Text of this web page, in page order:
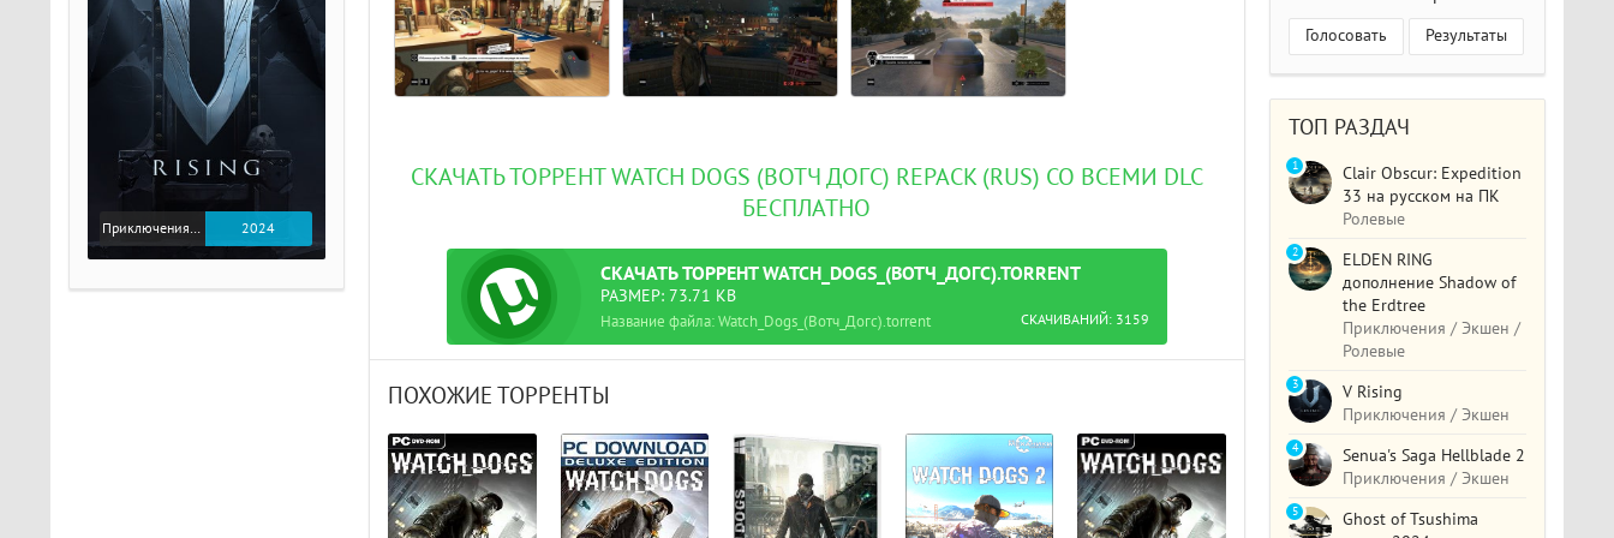
СКАЧАТЬ ТОРРЕНТ WATCH DOGS (ВОТЧ ДОГС) REPACK (RUS) СО ВСЕМИ DLC
БЕСПЛАТНО
СКАЧАТЬТОРРЕНТWATCH_DOGS_(ВОТЧ_ДОГС).TORRENT
РАЗМЕР: 73.71 KB
СКАЧИВАНИЙ: 3159
Название файла: Watch_Dogs_(Вотч_Догс).torrent
ПОХОЖИЕ ТОРРЕНТЫ
Приключения / Экшен 2024
Голосовать Результаты
ТОП РАЗДАЧ
Clair Obscur: Expedition
33 на русском на ПК
Ролевые
1
ELDEN RING
дополнение Shadow of
the Erdtree
Приключения / Экшен /
Ролевые
2
V Rising
Приключения / Экшен
3
Senua's Saga Hellblade 2
Приключения / Экшен
4
Ghost of Tsushima
5